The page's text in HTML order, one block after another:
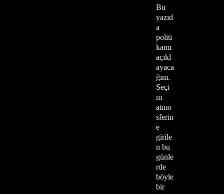
Bu
yazıd
a
politi
kamı
açıkl
ayaca
ğım.
Seçi
m
atmo
sferin
e
girile
n bu
günle
rde
böyle
bir